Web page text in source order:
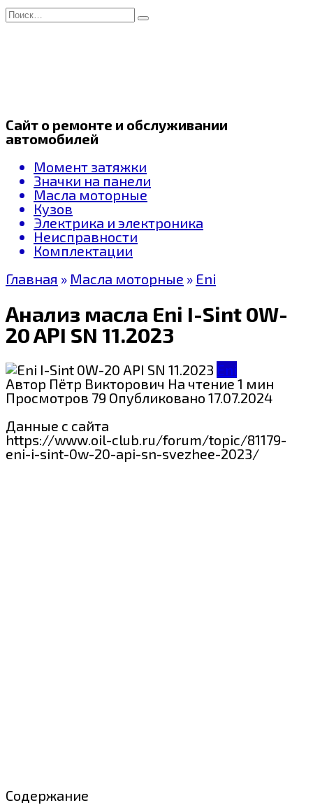
Перейти
к
Search
for:
Сайт о ремонте и обслуживании
автомобилей
Момент затяжки
Значки на панели
Масла моторные
Кузов
Электрика и электроника
Неисправности
Комплектации
Главная » Масла моторные » Eni
Анализ масла Eni I-Sint 0W-
20 API SN 11.2023
Eni
Автор Пётр Викторович На чтение1 мин
Просмотров 79 Опубликовано 17.07.2024
Данные с сайта
https://www.oil-club.ru/forum/topic/81179-
eni-i-sint-0w-20-api-sn-svezhee-2023/
Содержание